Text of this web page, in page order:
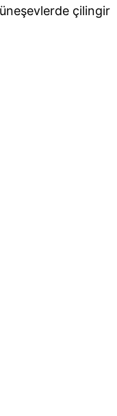
çilingir